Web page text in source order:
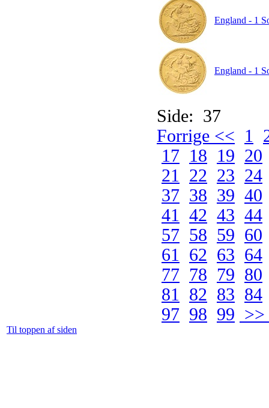
England - 1
England - 1
Side: 37
Forrige << 1
17 18 19 20
21
22 23 24
37 38 39 40
41
42 43 44
57 58 59 60
61
62 63 64
77 78 79 80
81
82 83 84
97 98 99 >>
Til toppen af siden